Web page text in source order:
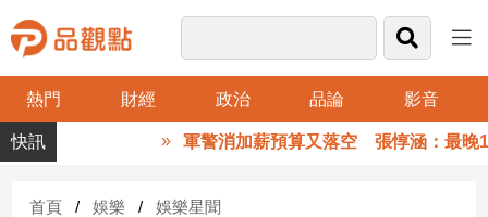
熱門 財經 政治 品論 影音
品
觀
財
軍警消加薪預算又落空 張惇涵：最晚10
首頁 娛樂 娛樂星聞